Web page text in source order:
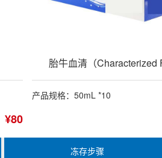
¥80
胎牛血清（Characterized
产品规格：50mL *10
冻存步骤